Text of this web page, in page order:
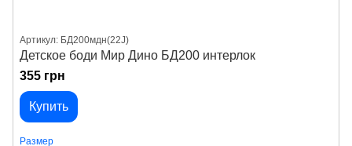
Артикул: БД200мдн(22J)
Детское боди Мир Дино БД200 интерлок
355 грн
Купить
Размер